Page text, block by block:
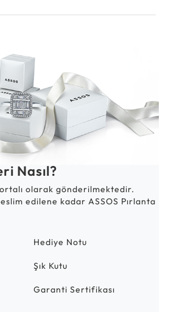
Nasıl?
olarak gönderilmektedir.
edilene kadar ASSOS Pırlanta
Hediye Notu
Şık Kutu
Garanti Sertifikası